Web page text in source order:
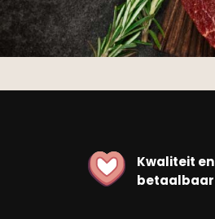
Kwaliteit en
betaalbaar